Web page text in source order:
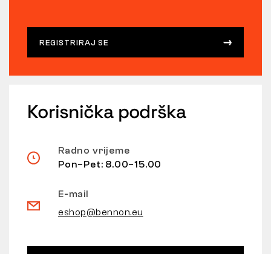
REGISTRIRAJ SE
Korisnička podrška
Radno vrijeme
Pon–Pet: 8.00–15.00
E-mail
eshop@bennon.eu